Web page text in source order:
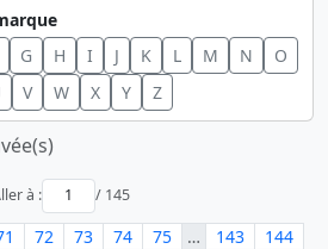
G H I J K L M N
O
V W X Y Z
à : / 145
72 73 74 75 … 143
144